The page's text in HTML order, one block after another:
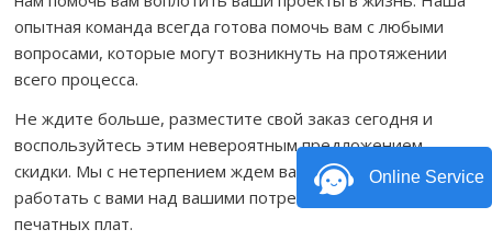
опытная команда всегда готова помочь вам с любыми
вопросами, которые могут возникнуть на протяжении
всего процесса.
Не ждите больше, разместите свой заказ сегодня и
воспользуйтесь этим невероятным предложением
скидки. Мы с нетерпением ждем вашего ответа и будем
работать с вами над вашими потребностями в сборке
печатных плат.
Online Service